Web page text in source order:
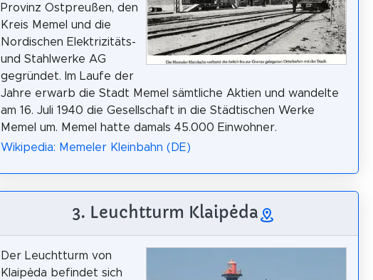
Provinz Ostpreußen, den
Kreis Memel und die
Nordischen Elektrizitäts-
und Stahlwerke AG
gegründet. Im Laufe der
Jahre erwarb die Stadt Memel sämtliche Aktien und wandelte
am 16. Juli 1940 die Gesellschaft in die Städtischen Werke
Memel um. Memel hatte damals 45.000 Einwohner.
Wikipedia: Memeler Kleinbahn (DE)
3. Leuchtturm Klaipėda
Der Leuchtturm von
Klaipėda befindet sich